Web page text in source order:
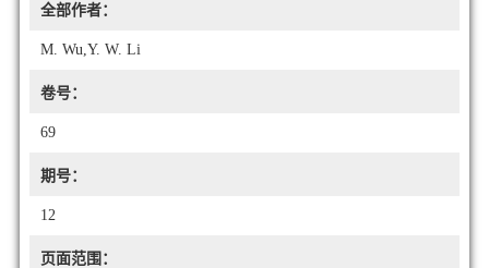
全部作者：
M. Wu,Y. W. Li
卷号：
69
期号：
12
页面范围：